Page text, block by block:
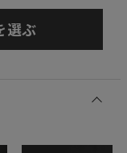
選ぶ